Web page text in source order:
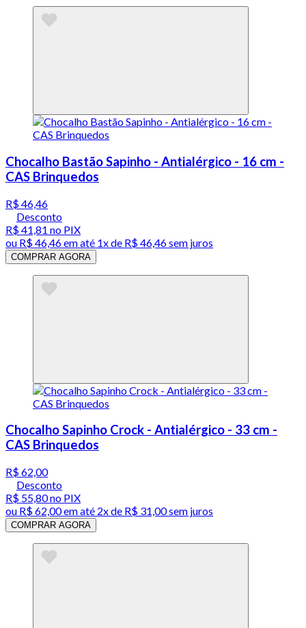
Chocalho Bastão Sapinho - Antialérgico - 16 cm -
CAS Brinquedos
R$ 46,46
Desconto
R$ 41,81 no PIX
ou R$ 46,46em até 1x de R$ 46,46sem juros
COMPRAR AGORA
Chocalho Sapinho Crock - Antialérgico - 33 cm -
CAS Brinquedos
R$ 62,00
Desconto
R$ 55,80no PIX
ou R$ 62,00em até 2x de R$ 31,00 sem juros
COMPRAR AGORA